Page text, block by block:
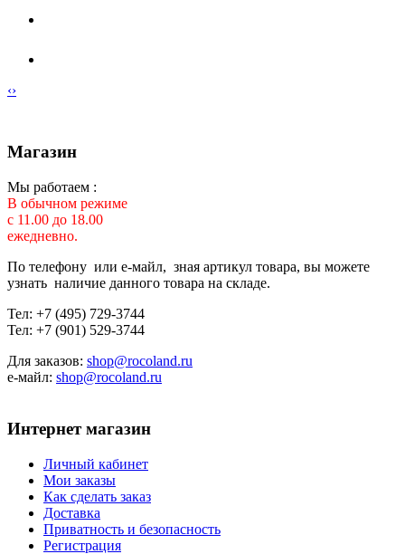
‹›
Магазин
Мы работаем :
В обычном режиме
с 11.00 до 18.00
ежедневно.
По телефону или е-майл, зная артикул товара, вы можете
узнать наличие данного товара на складе.
Тел: +7 (495) 729-3744
Тел: +7 (901) 529-3744
Для заказов: shop@rocoland.ru
е-майл: shop@rocoland.ru
Интернет магазин
Личный кабинет
Мои заказы
Как сделать заказ
Доставка
Приватность и безопасность
Регистрация